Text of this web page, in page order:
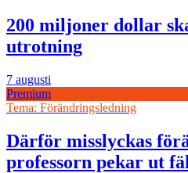
200 miljoner dollar
utrotning
7 augusti
Premium
Tema: Förändringsledning
Därför misslyckas
professorn pekar ut